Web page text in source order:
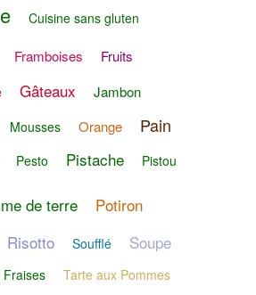
Cuisine sans gluten
Framboises
Fruits
Gâteaux Jambon
Mousses Orange Pain
Pesto Pistache Pistou
de terre Potiron
Risotto Soufflé Soupe
Fraises Tarte aux Pommes